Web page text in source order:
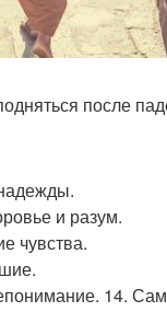
после
и разум.
чувства.
14.